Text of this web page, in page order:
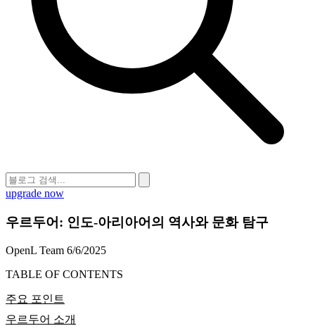
upgrade now
우르두어: 인도-아리아어의 역사와 문화 탐구
OpenL Team 6/6/2025
TABLE OF CONTENTS
주요 포인트
우르두어 소개